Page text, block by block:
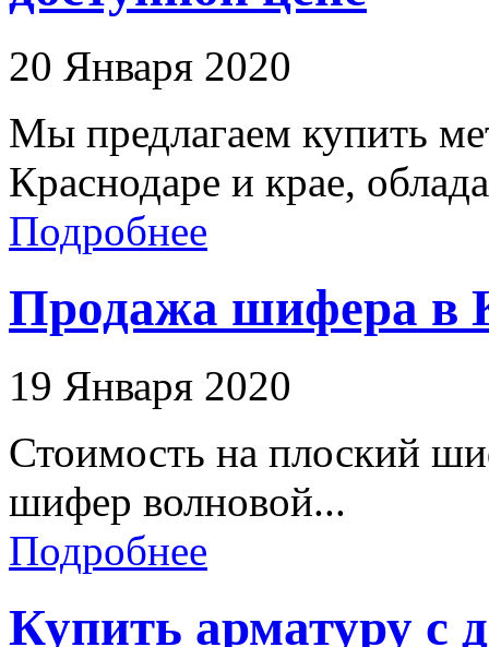
20 Января 2020
Мы предлагаем купить
Краснодаре и крае,
Подробнее
Продажа шифера в
19 Января 2020
Стоимость на плоский
шифер волновой...
Подробнее
Купить арматуру с